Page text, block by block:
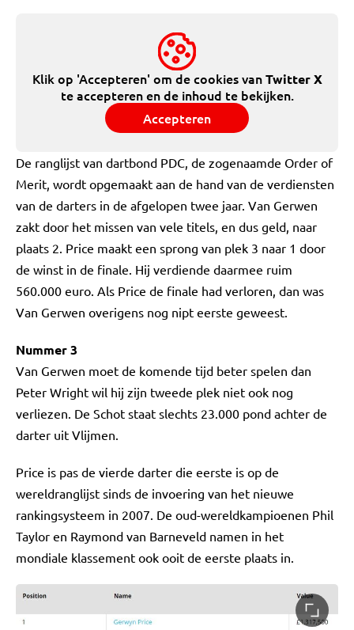
Klik op 'Accepteren' om de cookies vanTwitter X
te accepteren en de inhoud te bekijken.
Accepteren
De ranglijst van dartbond PDC, de zogenaamde Order of
Merit, wordt opgemaakt aan de hand van de verdiensten
van de darters in de afgelopen twee jaar. Van Gerwen
zakt door het missen van vele titels, en dus geld, naar
plaats 2. Price maakt een sprong van plek 3 naar 1 door
de winst in de finale. Hij verdiende daarmee ruim
560.000 euro. Als Price de finale had verloren, dan was
Van Gerwen overigens nog nipt eerste geweest.
Nummer 3
Van Gerwen moet de komende tijd beter spelen dan
Peter Wright wil hij zijn tweede plek niet ook nog
verliezen. De Schot staat slechts 23.000 pond achter de
darter uit Vlijmen.
Price is pas de vierde darter die eerste is op de
wereldranglijst sinds de invoering van het nieuwe
rankingsysteem in 2007. De oud-wereldkampioenen Phil
Taylor en Raymond van Barneveld namen in het
mondiale klassement ook ooit de eerste plaats in.